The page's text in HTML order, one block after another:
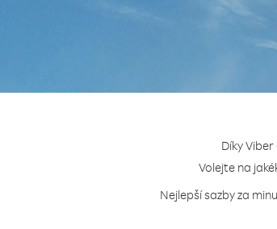
Díky
Volejte na
Nejlepší sazby za